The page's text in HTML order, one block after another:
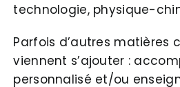
technologie, physique-
Parfois d’autres matières
viennent s’ajouter :
personnalisé et/ou